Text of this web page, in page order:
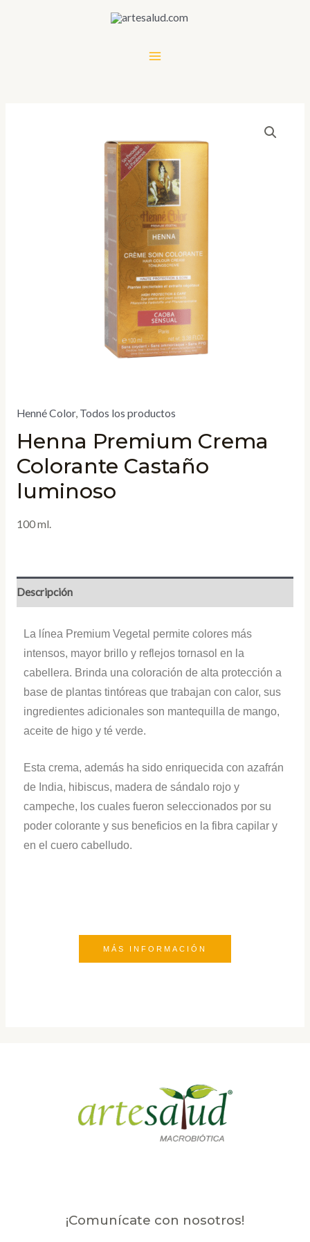
Henné Color, Todos los productos
Henna Premium Crema
Colorante Castaño
luminoso
100 ml.
Descripción
La línea Premium Vegetal permite colores más
intensos, mayor brillo y reflejos tornasol en la
cabellera. Brinda una coloración de alta protección a
base de plantas tintóreas que trabajan con calor, sus
ingredientes adicionales son mantequilla de mango,
aceite de higo y té verde.
Esta crema, además ha sido enriquecida con azafrán
de India, hibiscus, madera de sándalo rojo y
campeche, los cuales fueron seleccionados por su
poder colorante y sus beneficios en la fibra capilar y
en el cuero cabelludo.
MÁS INFORMACIÓN
¡Comunícate con nosotros!